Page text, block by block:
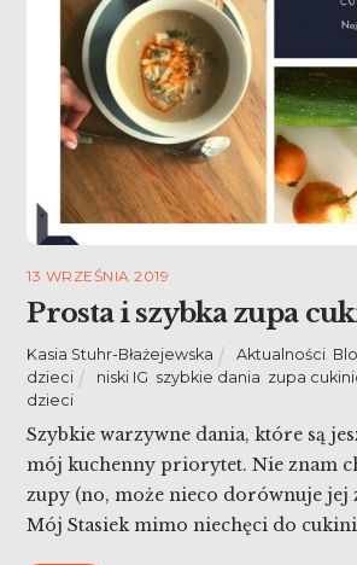
13 WRZEŚNIA 2019
Prosta i szybka zupa
Kasia Stuhr-Błażejewska Aktualności
dzieci
niski IG szybkie dania zupa
dzieci
Szybkie warzywne dania, które są
mój kuchenny priorytet. Nie znam
zupy (no, może nieco dorównuje jej
Mój Stasiek mimo niechęci do